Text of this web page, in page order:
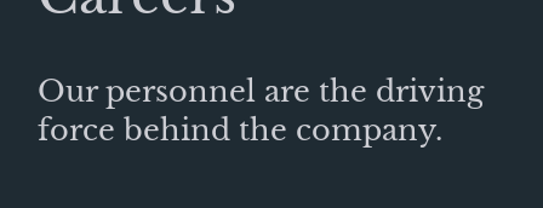
Our personnel are the driving
force behind the company.